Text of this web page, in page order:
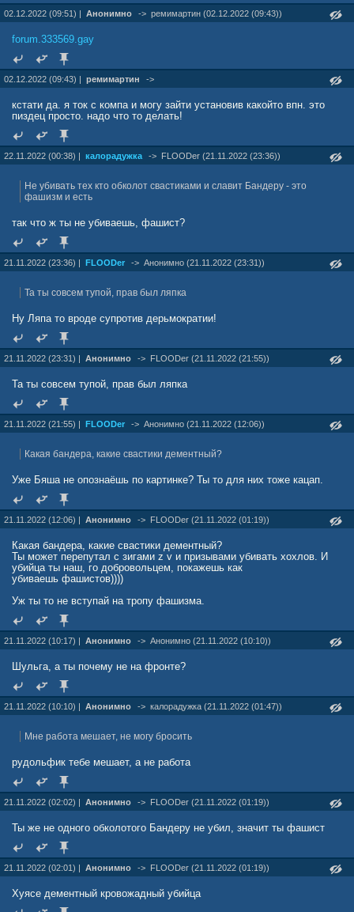
02.12.2022 (09:51) | Анонимно -> ремимартин (02.12.2022 (09:43))
forum.333569.gay
02.12.2022 (09:43) | ремимартин ->
кстати да. я ток с компа и могу зайти установив какойто впн. это
пиздец просто. надо что то делать!
22.11.2022 (00:38) | калорадужка -> FLOODer (21.11.2022 (23:36))
Не убивать тех кто обколот свастиками и славит Бандеру - это
фашизм и есть
так что ж ты не убиваешь, фашист?
21.11.2022 (23:36) | FLOODer -> Анонимно (21.11.2022 (23:31))
Та ты совсем тупой, прав был ляпка
Ну Ляпа то вроде супротив дерьмократии!
21.11.2022 (23:31) | Анонимно -> FLOODer (21.11.2022 (21:55))
Та ты совсем тупой, прав был ляпка
21.11.2022 (21:55) | FLOODer -> Анонимно (21.11.2022 (12:06))
Какая бандера, какие свастики дементный?
Уже Бяша не опознаёшь по картинке? Ты то для них тоже кацап.
21.11.2022 (12:06) | Анонимно -> FLOODer (21.11.2022 (01:19))
Какая бандера, какие свастики дементный?
Ты может перепутал с зигами z v и призывами убивать хохлов. И
убийца ты наш, го добровольцем, покажешь как
убиваешь фашистов))))
Уж ты то не вступай на тропу фашизма.
21.11.2022 (10:17) | Анонимно -> Анонимно (21.11.2022 (10:10))
Шульга, а ты почему не на фронте?
21.11.2022 (10:10) | Анонимно -> калорадужка (21.11.2022 (01:47))
Мне работа мешает, не могу бросить
рудольфик тебе мешает, а не работа
21.11.2022 (02:02) | Анонимно -> FLOODer (21.11.2022 (01:19))
Ты же не одного обколотого Бандеру не убил, значит ты фашист
21.11.2022 (02:01) | Анонимно -> FLOODer (21.11.2022 (01:19))
Хуясе дементный кровожадный убийца